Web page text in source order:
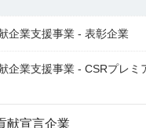
企業支援事業 - 表彰企業
企業支援事業 - CSRプレミ
献宣言企業